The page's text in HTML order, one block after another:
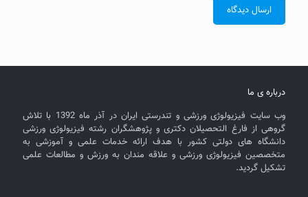
درباره ی ما
وب سایت فیزیولوژی ورزشی و تندرستی ایران در آذر ماه 1392 با تلاش
گروهی از فارغ التحصیلان دکتری و پژوهشگران رشته فیزیولوژی ورزشی
دانشگاه های دولتی کشور با هدف ارائه خدمات علمی و آموزشی به
متخصصین فیزیولوژی ورزشی و علاقه مندان به ورزش و مطالعات علمی
تشکیل گردید.